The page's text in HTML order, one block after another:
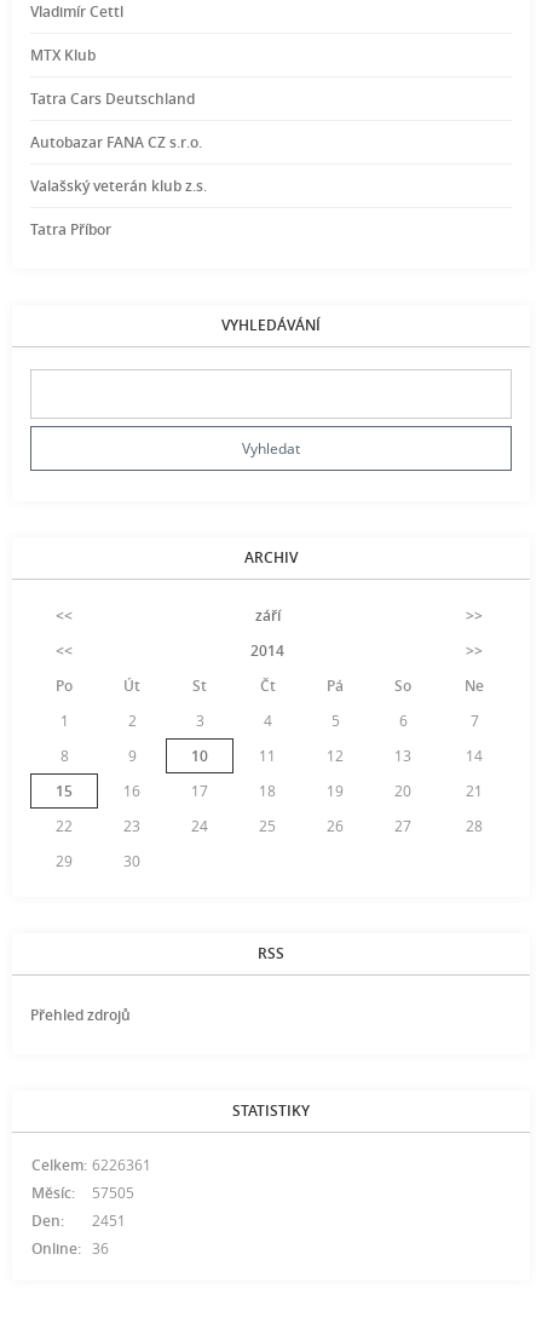
Vladimír Cettl
MTX Klub
Tatra Cars Deutschland
Autobazar FANA CZ s.r.o.
Valašský veterán klub z.s.
Tatra Příbor
VYHLEDÁVÁNÍ
ARCHIV
<< září
>>
<<
2014
>>
Po
Út St Čt Pá So
Ne
1
2 3 4 5 6
7
8
9 10 11 12 13
14
15
16 17 18 19 20
21
22
23 24 25 26 27
28
29
30
RSS
Přehled zdrojů
STATISTIKY
Online: 36
Celkem: 6226361
Měsíc:
57505
Den:
2451